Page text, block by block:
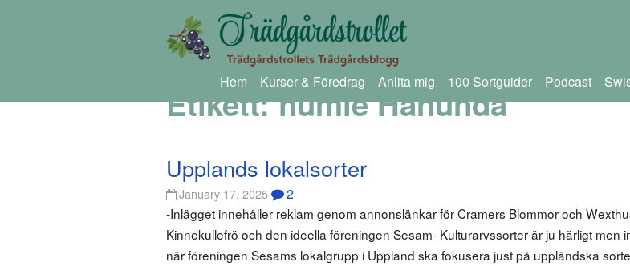
Hem Kurser & Föredrag Anlita mig 100 Sortguider Podcast
Etikett:humle Hanunda
Upplands lokalsorter
January 17, 2025 2
-Inlägget innehåller reklam genom annonslänkar för Cramers Blommor och
Kinnekullefrö och den ideella föreningen Sesam- Kulturarvssorter är ju härligt men
när föreningen Sesams lokalgrupp i Uppland ska fokusera just på uppländska